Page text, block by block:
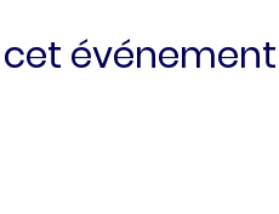
événement